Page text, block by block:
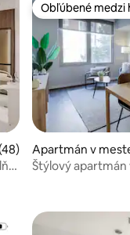
18
ohodnotenie 4,54
Obľúbené medzi
Obľúbené medzi
Apartmán v
Štýlový apartmán